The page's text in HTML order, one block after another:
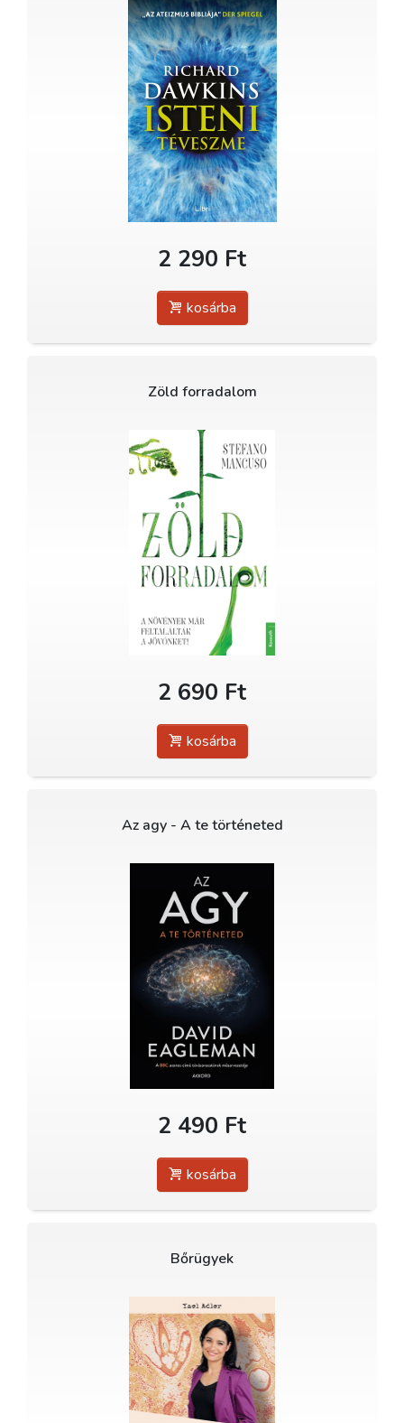
2 290 Ft
kosárba
Zöld forradalom
2 690 Ft
kosárba
Az agy - A te történeted
2 490 Ft
kosárba
Bőrügyek